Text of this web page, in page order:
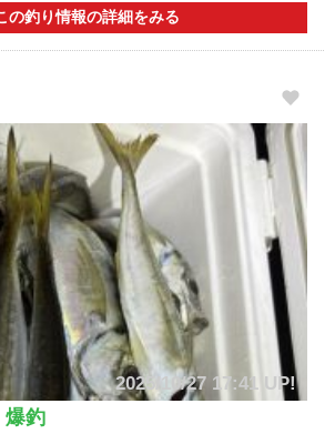
の釣り情報の詳細をみる
2025/10/27 17:41 UP!
釣